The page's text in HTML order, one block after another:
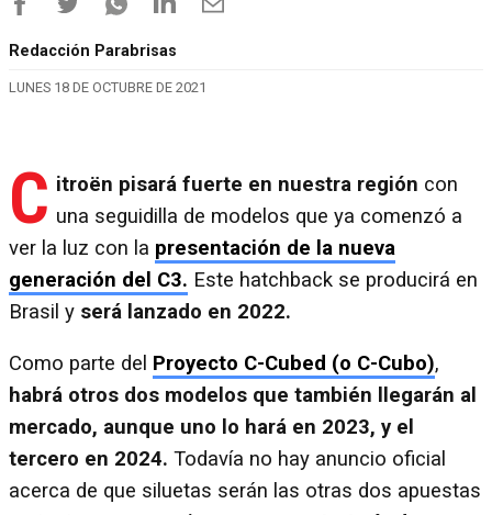
Redacción Parabrisas
LUNES 18 DE OCTUBRE DE 2021
C itroën pisará fuerte en nuestra región con
una seguidilla de modelos que ya comenzó a
ver la luz con la presentación de la nueva
generación del C3. Este hatchback se producirá en
Brasil y será lanzado en 2022.
Como parte del Proyecto C-Cubed (o C-Cubo),
habrá otros dos modelos que también llegarán al
mercado, aunque uno lo hará en 2023, y el
tercero en 2024. Todavía no hay anuncio oficial
acerca de que siluetas serán las otras dos apuestas